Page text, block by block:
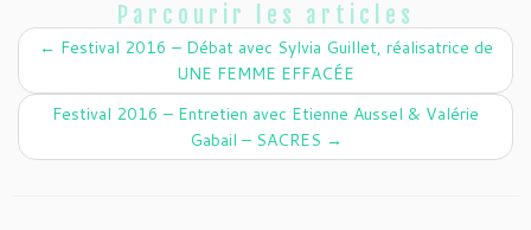
Parcourir les articles
← Festival 2016 – Débat avec Sylvia Guillet, réalisatrice de
UNE FEMME EFFACÉE
Festival 2016 – Entretien avec Etienne Aussel & Valérie
Gabail – SACRES →